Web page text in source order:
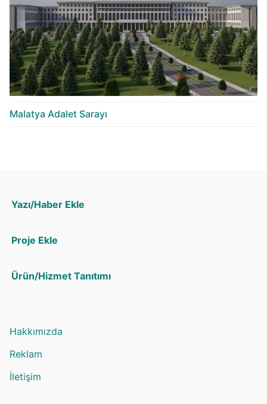
Malatya Adalet Sarayı
Yazı/Haber Ekle
Proje Ekle
Ürün/Hizmet Tanıtımı
Hakkımızda
Reklam
İletişim